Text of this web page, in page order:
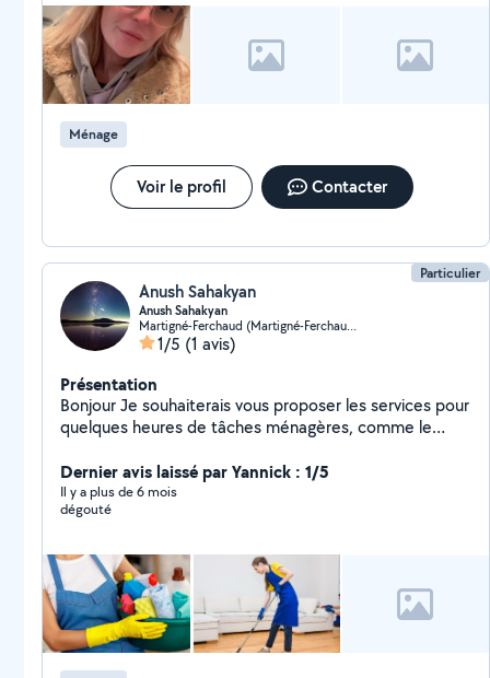
Ménage
Voir le profil Contacter
Particulier
Anush Sahakyan
Anush Sahakyan
Martigné-Ferchaud (Martigné-Ferchaud)
1/5 (1 avis)
Présentation
Bonjour Je souhaiterais vous proposer les services pour
quelques heures de tâches ménagères, comme le
Service, je peux être rémunérée par CESU. Ce
dispositif simple vous permettrait de bénéficier du
Crédit d'Impôts. Fiable et travailleuse, je vous serais
missions, à votre convenance.
Dernier avis laissé par Yannick : 1/5
Il y a plus de 6 mois
dégouté